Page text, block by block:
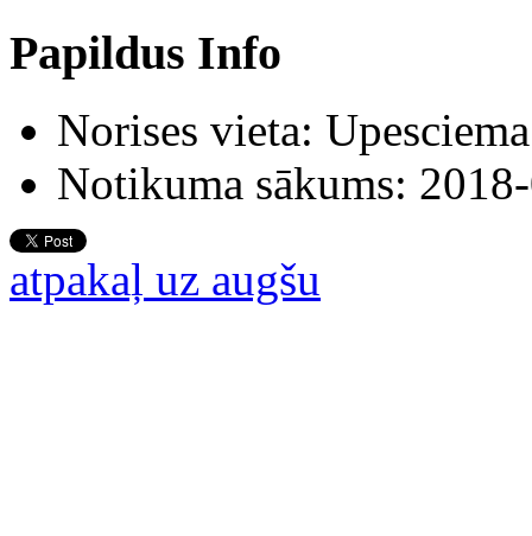
Papildus Info
Norises vieta:
Notikuma sākums:
atpakaļ uz augšu